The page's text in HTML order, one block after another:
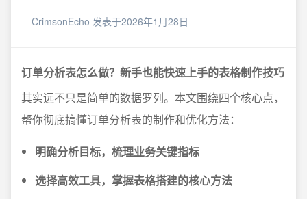
CrimsonEcho 发表于2026年1月28日
订单分析表怎么做？新手也能快速上手的表格制作技巧
其实远不只是简单的数据罗列。本文围绕四个核心点，
帮你彻底搞懂订单分析表的制作和优化方法：
明确分析目标，梳理业务关键指标
选择高效工具，掌握表格搭建的核心方法